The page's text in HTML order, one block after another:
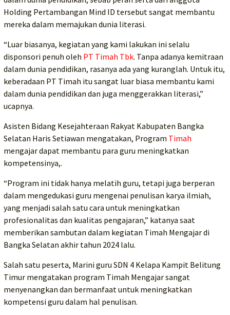
Holding Pertambangan Mind ID tersebut sangat membantu
mereka dalam memajukan dunia literasi.
“Luar biasanya, kegiatan yang kami lakukan ini selalu
disponsori penuh oleh PT Timah Tbk. Tanpa adanya kemitraan
dalam dunia pendidikan, rasanya ada yang kuranglah. Untuk itu,
keberadaan PT Timah itu sangat luar biasa membantu kami
dalam dunia pendidikan dan juga menggerakkan literasi,”
ucapnya.
Asisten Bidang Kesejahteraan Rakyat Kabupaten Bangka
Selatan Haris Setiawan mengatakan, Program Timah
mengajar dapat membantu para guru meningkatkan
kompetensinya,.
“Program ini tidak hanya melatih guru, tetapi juga berperan
dalam mengedukasi guru mengenai penulisan karya ilmiah,
yang menjadi salah satu cara untuk meningkatkan
profesionalitas dan kualitas pengajaran,” katanya saat
memberikan sambutan dalam kegiatan Timah Mengajar di
Bangka Selatan akhir tahun 2024 lalu.
Salah satu peserta, Marini guru SDN 4 Kelapa Kampit Belitung
Timur mengatakan program Timah Mengajar sangat
menyenangkan dan bermanfaat untuk meningkatkan
kompetensi guru dalam hal penulisan.